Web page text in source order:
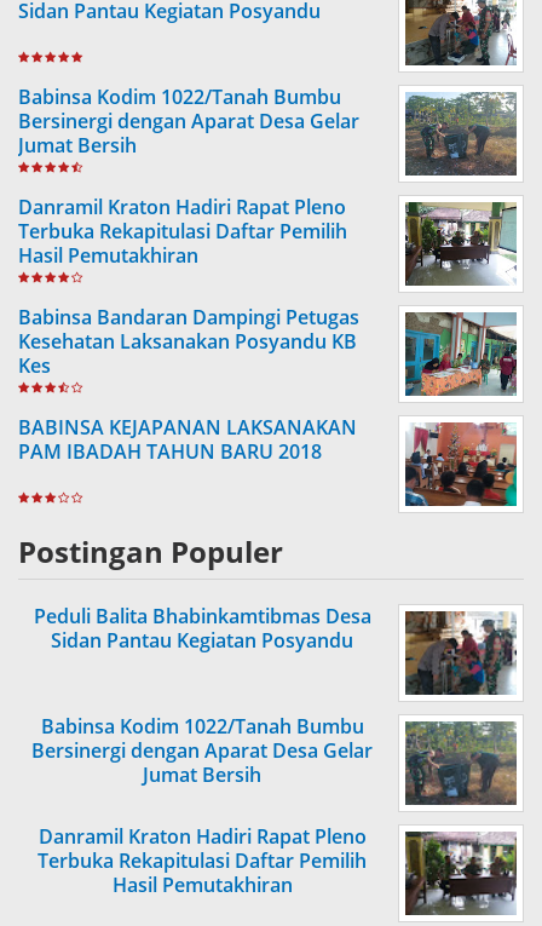
Sidan Pantau Kegiatan Posyandu
Babinsa Kodim 1022/Tanah Bumbu
Bersinergi dengan Aparat Desa Gelar
Jumat Bersih
Danramil Kraton Hadiri Rapat Pleno
Terbuka Rekapitulasi Daftar Pemilih
Hasil Pemutakhiran
Babinsa Bandaran Dampingi Petugas
Kesehatan Laksanakan Posyandu KB
Kes
BABINSA KEJAPANAN LAKSANAKAN
PAM IBADAH TAHUN BARU 2018
Postingan Populer
Peduli Balita Bhabinkamtibmas Desa
Sidan Pantau Kegiatan Posyandu
Babinsa Kodim 1022/Tanah Bumbu
Bersinergi dengan Aparat Desa Gelar
Jumat Bersih
Danramil Kraton Hadiri Rapat Pleno
Terbuka Rekapitulasi Daftar Pemilih
Hasil Pemutakhiran